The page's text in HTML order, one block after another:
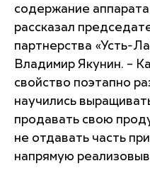
содержание
рассказал
партнерства «Усть-
Владимир Якунин. –
свойство поэтапно
научились
продавать свою
не отдавать часть
напрямую